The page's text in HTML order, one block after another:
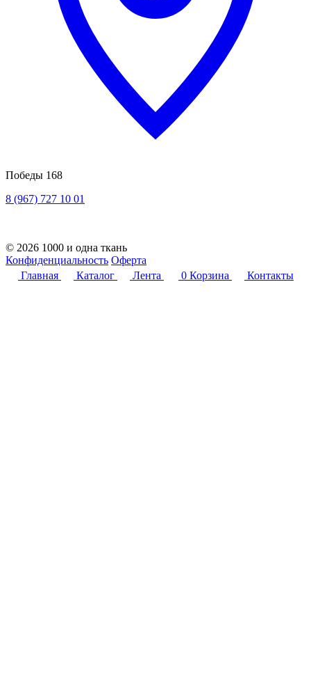
Победы 168
8 (967) 727 10 01
© 2026 1000 и одна ткань
Конфиденциальность Оферта
Главная
Каталог Лента 0 Корзина Контакты